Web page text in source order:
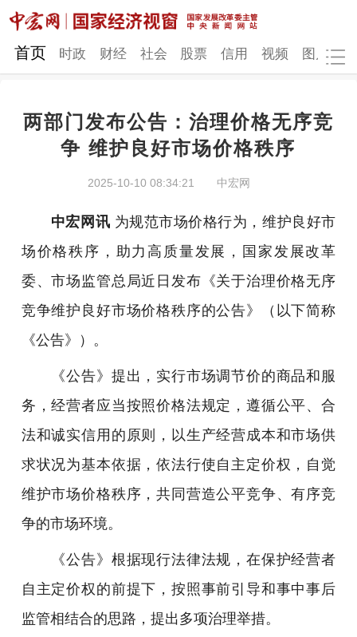
网站地图
时政 财经 社会 股票
图片
地方发展
首页 时政 财经 社会 股票 信用 视频 图片
两部门发布公告：治理价格无序竞
争 维护良好市场价格秩序
2025-10-10 08:34:21 中宏网
中宏网讯 为规范市场价格行为，维护良好市
场价格秩序，助力高质量发展，国家发展改革
委、市场监管总局近日发布《关于治理价格无序
竞争维护良好市场价格秩序的公告》（以下简称
《公告》）。
《公告》提出，实行市场调节价的商品和服
务，经营者应当按照价格法规定，遵循公平、合
法和诚实信用的原则，以生产经营成本和市场供
求状况为基本依据，依法行使自主定价权，自觉
维护市场价格秩序，共同营造公平竞争、有序竞
争的市场环境。
《公告》根据现行法律法规，在保护经营者
自主定价权的前提下，按照事前引导和事中事后
监管相结合的思路，提出多项治理举措。